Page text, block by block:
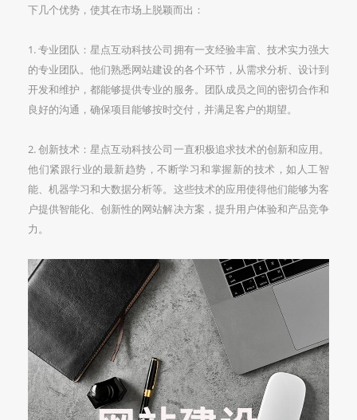
下几个优势，使其在市场上脱颖而出：
1. 专业团队：星点互动科技公司拥有一支经验丰富、技术实力强大
的专业团队。他们熟悉网站建设的各个环节，从需求分析、设计到
开发和维护，都能够提供专业的服务。团队成员之间的密切合作和
良好的沟通，确保项目能够按时交付，并满足客户的期望。
2. 创新技术：星点互动科技公司一直积极追求技术的创新和应用。
他们紧跟行业的最新趋势，不断学习和掌握新的技术，如人工智
能、机器学习和大数据分析等。这些技术的应用使得他们能够为客
户提供智能化、创新性的网站解决方案，提升用户体验和产品竞争
力。